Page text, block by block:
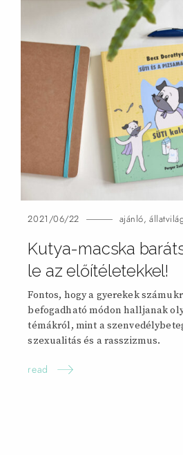
2021/06/22 ajánló,
Kutya-macska
le az előítéletekkel!
Fontos, hogy a gyerekek
befogadható módon halljanak
témákról, mint a
szexualitás és a rasszizmus.
read